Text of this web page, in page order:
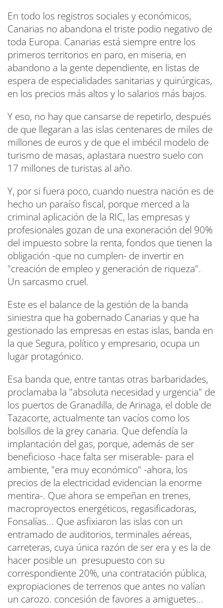
En todo los registros sociales y económicos,
Canarias no abandona el triste podio negativo de
toda Europa. Canarias está siempre entre los
primeros territorios en paro, en miseria, en
abandono a la gente dependiente, en listas de
espera de especialidades sanitarias y quirúrgicas,
en los precios más altos y lo salarios más bajos.
Y eso, no hay que cansarse de repetirlo, después
de que llegaran a las islas centenares de miles de
millones de euros y de que el imbécil modelo de
turismo de masas, aplastara nuestro suelo con
17 millones de turistas al año.
Y, por si fuera poco, cuando nuestra nación es de
hecho un paraíso fiscal, porque merced a la
criminal aplicación de la RIC, las empresas y
profesionales gozan de una exoneración del 90%
del impuesto sobre la renta, fondos que tienen la
obligación -que no cumplen- de invertir en
"creación de empleo y generación de riqueza".
Un sarcasmo cruel.
Este es el balance de la gestión de la banda
siniestra que ha gobernado Canarias y que ha
gestionado las empresas en estas islas, banda en
la que Segura, político y empresario, ocupa un
lugar protagónico.
Esa banda que, entre tantas otras barbaridades,
proclamaba la "absoluta necesidad y urgencia" de
los puertos de Granadilla, de Arinaga, el doble de
Tazacorte, actualmente tan vacíos como los
bolsillos de la grey canaria. Que defendía la
implantación del gas, porque, además de ser
beneficioso -hace falta ser miserable- para el
ambiente, "era muy económico" -ahora, los
precios de la electricidad evidencian la enorme
mentira-. Que ahora se empeñan en trenes,
macroproyectos energéticos, regasificadoras,
Fonsalías... Que asfixiaron las islas con un
entramado de auditorios, terminales aéreas,
carreteras, cuya única razón de ser era y es la de
hacer posible un presupuesto con su
correspondiente 20%, una contratación pública,
expropiaciones de terrenos que antes no valían
un carozo. concesión de favores a amiguetes...